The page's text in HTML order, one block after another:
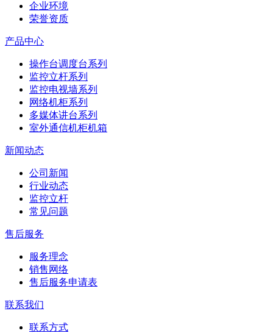
企业环境
荣誉资质
产品中心
操作台调度台系列
监控立杆系列
监控电视墙系列
网络机柜系列
多媒体讲台系列
室外通信机柜机箱
新闻动态
公司新闻
行业动态
监控立杆
常见问题
售后服务
服务理念
销售网络
售后服务申请表
联系我们
联系方式